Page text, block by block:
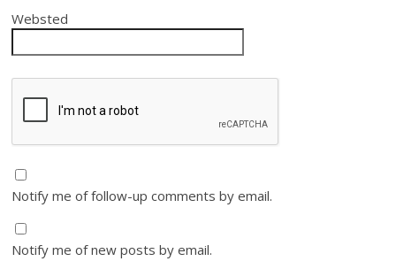
Websted
Notify me of follow-up comments by email.
Notify me of new posts by email.